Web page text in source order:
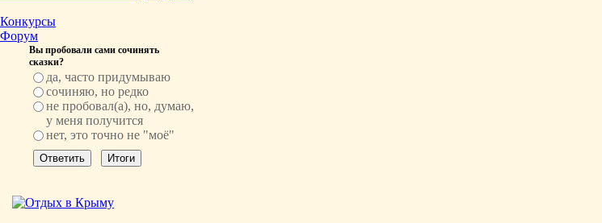
Конкурсы
Форум
Вы пробовали сами сочинять
сказки?
да, часто придумываю
сочиняю, но редко
не пробовал(а), но, думаю,
у меня получится
нет, это точно не "моё"